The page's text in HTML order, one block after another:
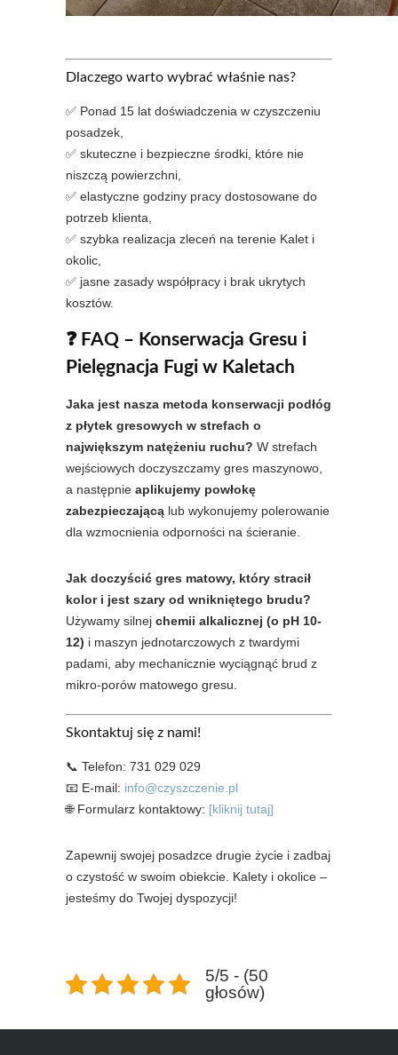
Dlaczego warto wybrać właśnie nas?
✅ Ponad 15 lat doświadczenia w czyszczeniu
posadzek,
✅ skuteczne i bezpieczne środki, które nie
niszczą powierzchni,
✅ elastyczne godziny pracy dostosowane do
potrzeb klienta,
✅ szybka realizacja zleceń na terenie Kalet i
okolic,
✅ jasne zasady współpracy i brak ukrytych
kosztów.
❓ FAQ – Konserwacja Gresu i
Pielęgnacja Fugi w Kaletach
Jaka jest nasza metoda konserwacji podłóg
z płytek gresowych w strefach o
największym natężeniu ruchu? W strefach
wejściowych doczyszczamy gres maszynowo,
a następnie aplikujemy powłokę
zabezpieczającą lub wykonujemy polerowanie
dla wzmocnienia odporności na ścieranie.
Jak doczyścić gres matowy, który stracił
kolor i jest szary od wnikniętego brudu?
Używamy silnej chemii alkalicznej (o pH 10-
12) i maszyn jednotarczowych z twardymi
padami, aby mechanicznie wyciągnąć brud z
mikro-porów matowego gresu.
Skontaktuj się z nami!
📞 Telefon: 731 029 029
📧 E-mail: info@czyszczenie.pl
🌐 Formularz kontaktowy: [kliknij tutaj]
Zapewnij swojej posadzce drugie życie i zadbaj
o czystość w swoim obiekcie. Kalety i okolice –
jesteśmy do Twojej dyspozycji!
5/5 - (50
głosów)